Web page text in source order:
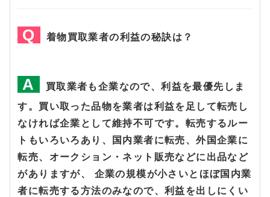
着物買取業者の利益の秘訣は？
買取業者も企業なので、利益を最優先しま
す。買い取った品物を業者は利益を足して転売し
なければ企業として維持不可です。転売するルー
トもいろいろあり、国内業者に転売、外国企業に
転売、オークション・ネット販売などに出品など
がありますが、 企業の規模が小さいとほぼ国内業
者に転売する方法のみなので、利益を出しにくい